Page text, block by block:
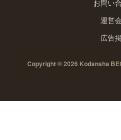
お問い
運営
広告
Copyright © 2026 Kodansha